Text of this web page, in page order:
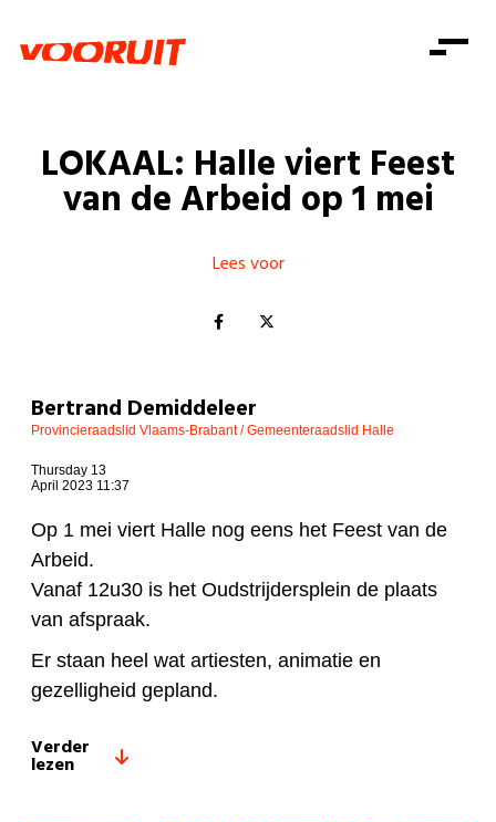
Zorg
Gelijke kansen
Welzijn
Consumentenbescherming
Kinderen en jongeren
Onze mensen
Standpunten
Vacatures
Doe mee
Doe mee
Word lid
Shop
Login
LOKAAL: Halle viert Feest
van de Arbeid op 1 mei
Lees voor
Bertrand Demiddeleer
Provincieraadslid Vlaams-Brabant / Gemeenteraadslid Halle
Thursday 13
April 2023 11:37
Op 1 mei viert Halle nog eens het Feest van de
Arbeid.
Vanaf 12u30 is het Oudstrijdersplein de plaats
van afspraak.
Er staan heel wat artiesten, animatie en
gezelligheid gepland.
Verder
lezen